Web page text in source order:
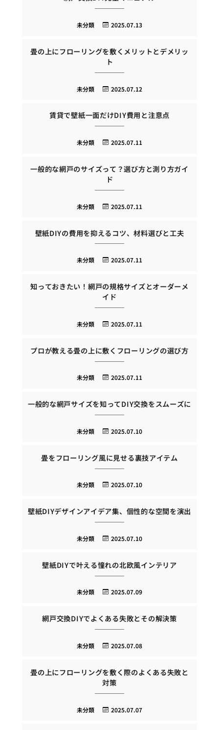
2025.07.13
未分類
畳の上にフローリングを敷くメリットとデメリッ
ト
2025.07.12
未分類
賃貸で壁紙一面だけDIY費用と注意点
2025.07.11
未分類
一般的な網戸のサイズって？選び方と測り方ガイ
ド
2025.07.11
未分類
壁紙DIYの費用を抑えるコツ、材料選びと工夫
2025.07.11
未分類
知っておきたい！網戸の規格サイズとオーダーメ
イド
2025.07.11
未分類
プロが教える畳の上に敷くフローリングの選び方
2025.07.11
未分類
一般的な網戸サイズを知ってDIY交換をスムーズに
2025.07.10
未分類
畳をフローリング風に見せる裏技アイテム
2025.07.10
未分類
壁紙DIYデザインアイデア集、個性的な空間を演出
2025.07.10
未分類
壁紙DIYで叶える憧れの北欧風インテリア
2025.07.09
未分類
網戸交換DIYでよくある失敗とその解決策
2025.07.08
未分類
畳の上にフローリングを敷く際のよくある失敗と
対策
2025.07.07
未分類